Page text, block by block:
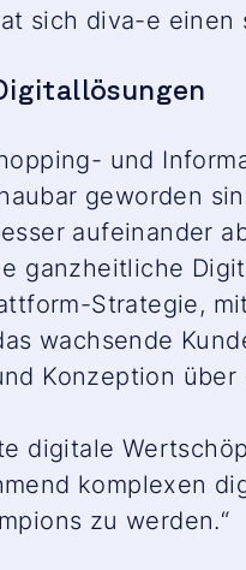
sich diva-e
und
geworden
aufeinander
ganzheitliche
Strategie,
wachsende
Konzeption
digitale
komplexen
zu werden.“